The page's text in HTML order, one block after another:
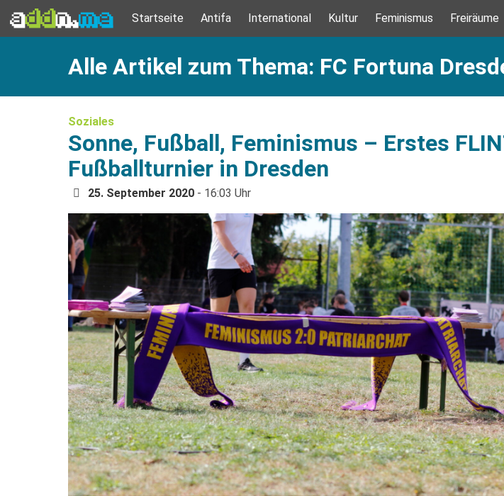
Startseite Antifa International Kultur Feminismus Freiräume
Alle Artikel zum Thema: FC Fortuna
Soziales
Sonne, Fußball, Feminismus – Erstes
Fußballturnier in Dresden
25. September 2020 - 16:03 Uhr